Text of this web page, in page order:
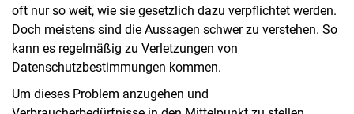
oft nur so weit, wie sie gesetzlich dazu verpflichtet werden.
Doch meistens sind die Aussagen schwer zu verstehen. So
kann es regelmäßig zu Verletzungen von
Datenschutzbestimmungen kommen.
Um dieses Problem anzugehen und